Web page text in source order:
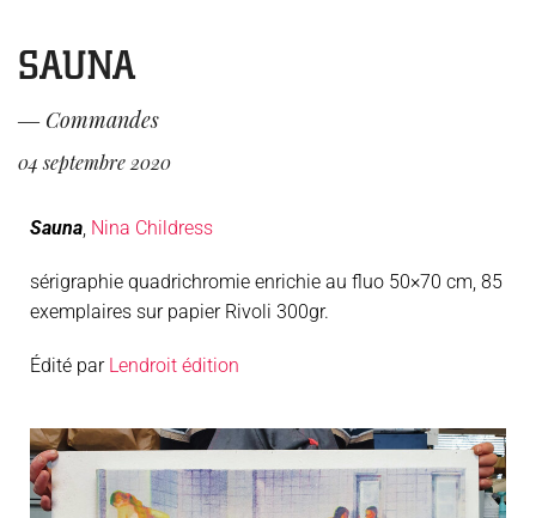
SAUNA
― Commandes
04 septembre 2020
Sauna Nina Childress
sérigraphie quadrichromie enrichie au fluo 50×70 cm, 85
exemplaires sur papier Rivoli 300gr.
Édité par Lendroit édition